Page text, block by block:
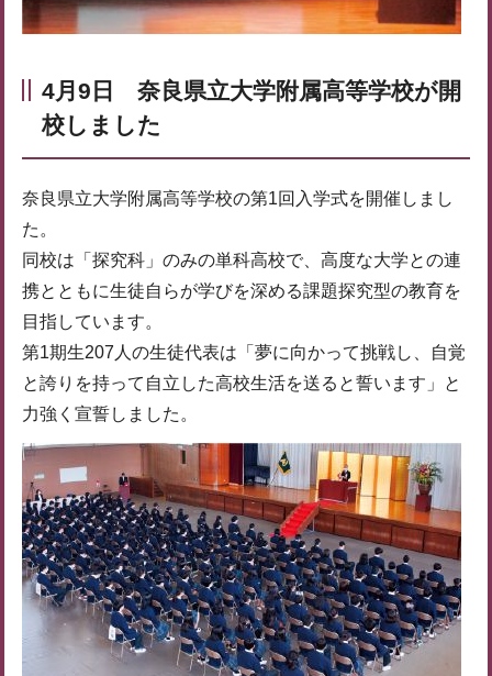
4月9日 奈良県立大学附属高等学校が開
校しました
奈良県立大学附属高等学校の第1回入学式を開催しまし
た。
同校は「探究科」のみの単科高校で、高度な大学との連
携とともに生徒自らが学びを深める課題探究型の教育を
目指しています。
第1期生207人の生徒代表は「夢に向かって挑戦し、自覚
と誇りを持って自立した高校生活を送ると誓います」と
力強く宣誓しました。